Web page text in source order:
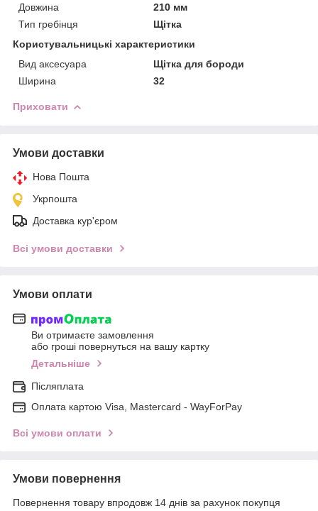
Довжина
210 мм
Тип гребінця
Щітка
Користувальницькі характеристики
Вид аксесуара
Щітка для бороди
Ширина
32
Приховати
Умови доставки
Нова Пошта
Укрпошта
Доставка кур'єром
Всі умови доставки
Умови оплати
Ви отримаєте замовлення
або гроші повернуться на вашу картку
Детальніше
Післяплата
Оплата картою Visa, Mastercard - WayForPay
Всі умови оплати
Умови повернення
Повернення товару впродовж 14 днів за рахунок покупця